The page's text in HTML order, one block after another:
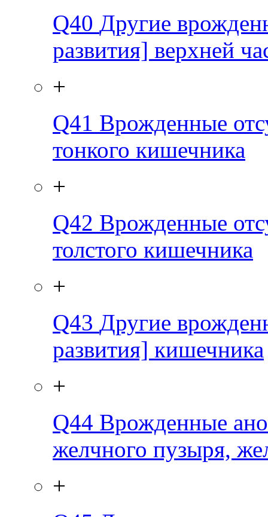
Q40 Другие
развития] верхней
+
Q41 Врожденные
тонкого кишечника
+
Q42 Врожденные
толстого кишечника
+
Q43 Другие
развития] кишечника
+
Q44 Врожденные
желчного пузыря,
+